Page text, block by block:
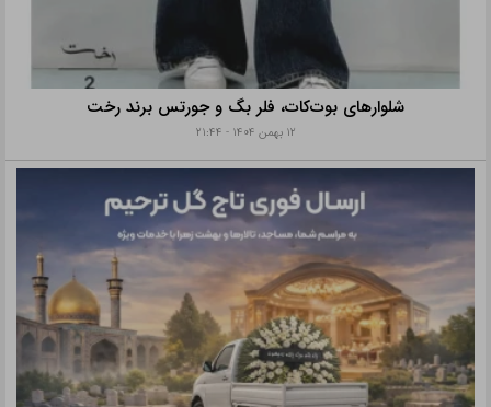
شلوارهای بوت‌کات، فلر بگ و جورتس برند رخت
۱۲ بهمن ۱۴۰۴ - ۲۱:۴۴